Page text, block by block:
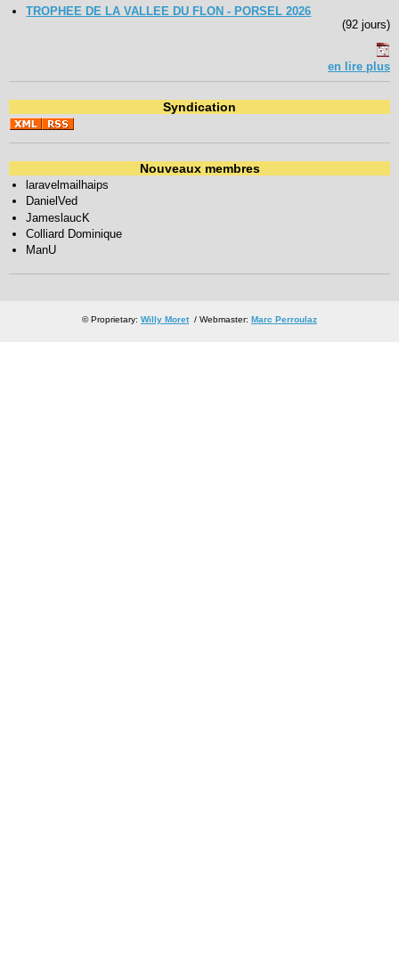
TROPHEE DE LA VALLEE DU FLON - PORSEL 2026
(92 jours)
en lire plus
Syndication
Nouveaux membres
laravelmailhaips
DanielVed
JameslaucK
Colliard Dominique
ManU
© Proprietary: Willy Moret/ Webmaster: Marc Perroulaz